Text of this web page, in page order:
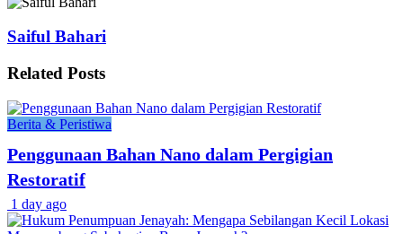
Saiful Bahari
Related Posts
Berita & Peristiwa
Penggunaan Bahan Nano dalam Pergigian
Restoratif
1 day ago